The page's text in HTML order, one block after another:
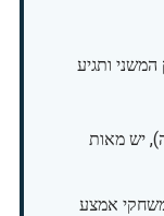
ותגיע
יש מאות
משחקי אמצע